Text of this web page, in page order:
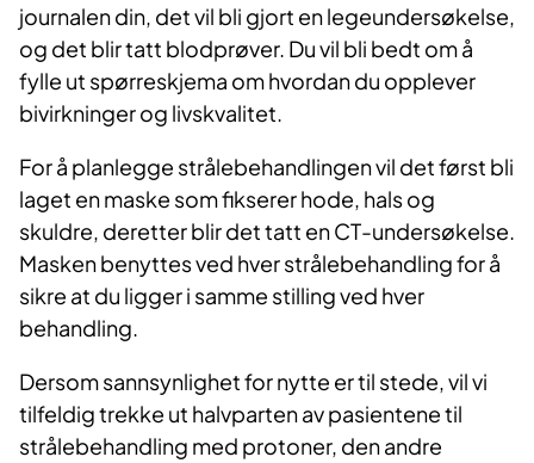
journalen din, det vil bli gjort en legeundersøkelse,
og det blir tatt blodprøver. Du vil bli bedt om å
fylle ut spørreskjema om hvordan du opplever
bivirkninger og livskvalitet.
For å planlegge strålebehandlingen vil det først bli
laget en maske som fikserer hode, hals og
skuldre, deretter blir det tatt en CT-undersøkelse.
Masken benyttes ved hver strålebehandling for å
sikre at du ligger i samme stilling ved hver
behandling.
Dersom sannsynlighet for nytte er til stede, vil vi
tilfeldig trekke ut halvparten av pasientene til
strålebehandling med protoner, den andre